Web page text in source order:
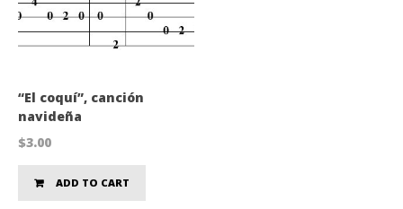
“El coquí”, canción
navideña
$3.00
ADD TO CART